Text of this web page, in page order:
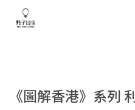
《圖解香港》系列